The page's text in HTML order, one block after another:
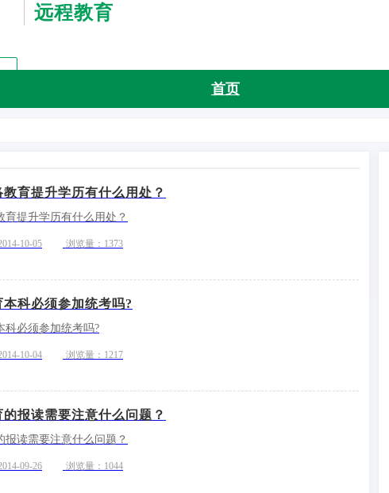
远程教育
首页
教育新闻
育提升学历有什么用处？
育提升学历有什么用处？
10-05 浏览量：1373
本科必须参加统考吗?
科必须参加统考吗?
10-04 浏览量：1217
的报读需要注意什么问题？
报读需要注意什么问题？
09-26 浏览量：1044